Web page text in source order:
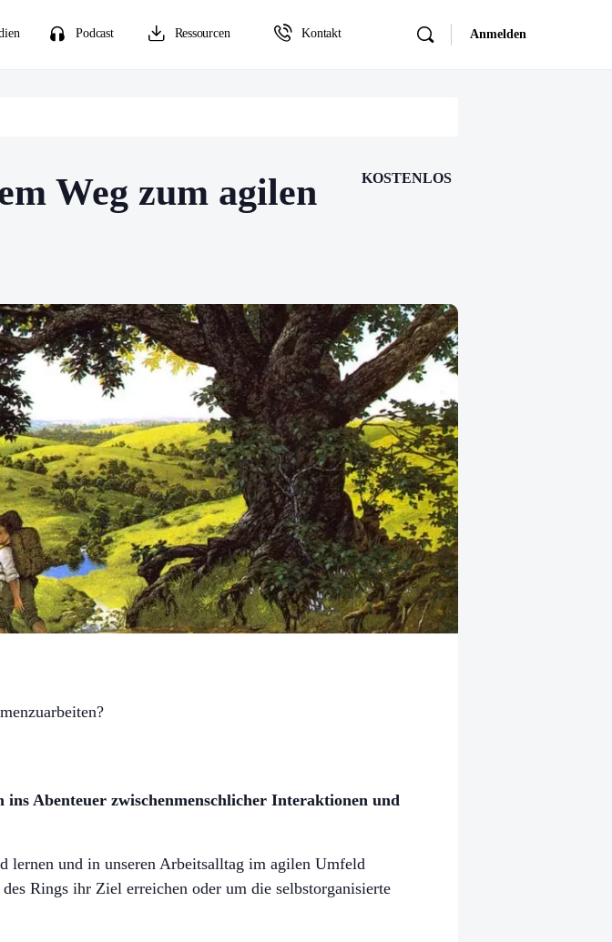
Podcast Ressourcen Kontakt Anmelden
Weg zum agilen
KOSTENLOS
Abenteuer zwischenmenschlicher Interaktionen und
lernen und in unseren Arbeitsalltag im agilen Umfeld
Rings ihr Ziel erreichen oder um die selbstorganisierte